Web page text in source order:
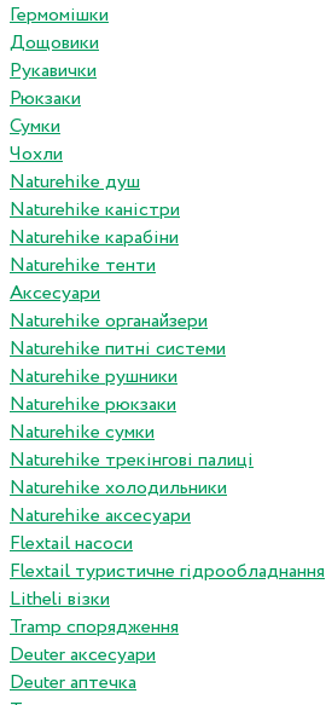
Гермомішки
Дощовики
Рукавички
Рюкзаки
Сумки
Чохли
Naturehike душ
Naturehike каністри
Naturehike карабіни
Naturehike тенти
Аксесуари
Naturehike органайзери
Naturehike питні системи
Naturehike рушники
Naturehike рюкзаки
Naturehike сумки
Naturehike трекінгові палиці
Naturehike холодильники
Naturehike аксесуари
Flextail насоси
Flextail туристичне гідрообладнання
Litheli візки
Tramp спорядження
Deuter аксесуари
Deuter аптечка